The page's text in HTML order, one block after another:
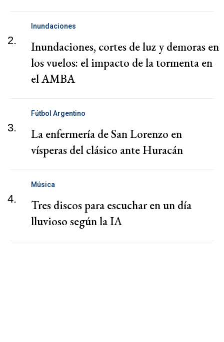
2.
Inundaciones
Inundaciones, cortes de luz y demoras en
los vuelos: el impacto de la tormenta en
el AMBA
3.
Fútbol Argentino
La enfermería de San Lorenzo en
vísperas del clásico ante Huracán
4.
Música
Tres discos para escuchar en un día
lluvioso según la IA